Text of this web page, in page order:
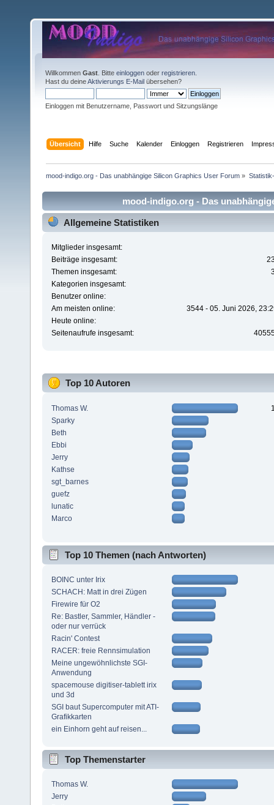
Willkommen Gast . Bitte einloggen oder registrieren
Hast du deineAktivierungs E-Mail übersehen?
Einloggen mit Benutzername, Passwort und Sitzungslänge
Übersicht Hilfe Suche Kalender Einloggen Registrieren
mood-indigo.org - Das unabhängige Silicon Graphics User Forum »
mood-indigo.org - Das
Allgemeine Statistiken
Mitglieder insgesamt:
Beiträge insgesamt:
Themen insgesamt:
Kategorien insgesamt:
Benutzer online:
Am meisten online:
3544 - 05. Juni 2026,
Heute online:
Seitenaufrufe insgesamt:
Top 10 Autoren
Thomas W.
Sparky
Beth
Ebbi
Jerry
Kathse
sgt_barnes
guefz
lunatic
Marco
Top 10 Themen (nach Antworten)
BOINC unter Irix
SCHACH: Matt in drei Zügen
Firewire für O2
Re: Bastler, Sammler, Händler -
oder nur verrück
Racin' Contest
RACER: freie Rennsimulation
Meine ungewöhnlichste SGI-
Anwendung
spacemouse digitiser-tablett irix
und 3d
SGI baut Supercomputer mit ATI-
Grafikkarten
ein Einhorn geht auf reisen...
Top Themenstarter
Thomas W.
Jerry